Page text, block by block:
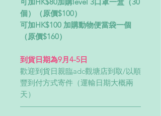
個）（原價$100）
可加HK$100 加購動物便當袋一個
（原價$160）
到貨日期為9月4-5日
歡迎到貨日親臨adc觀塘店到取/以順
豐到付方式寄件（運輸日期大概兩
天）
————————————————